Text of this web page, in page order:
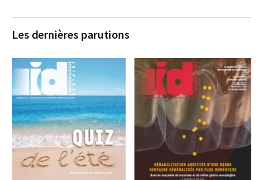
Les dernières parutions